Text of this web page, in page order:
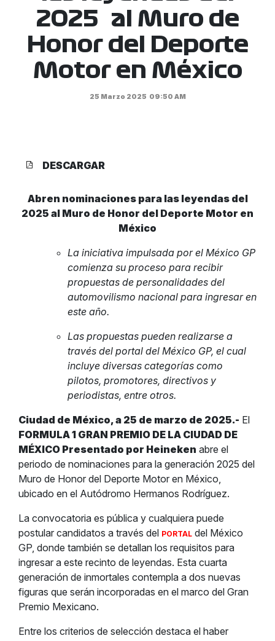
2025 al Muro de
Honor del Deporte
Motor en México
25 Marzo 2025 09:50 AM
DESCARGAR
Abren nominaciones para las leyendas del
2025 al Muro de Honor del Deporte Motor en
México
La iniciativa impulsada por el México GP
comienza su proceso para recibir
propuestas de personalidades del
automovilismo nacional para ingresar en
este año.
Las propuestas pueden realizarse a
través del portal del México GP, el cual
incluye diversas categorías como
pilotos, promotores, directivos y
periodistas, entre otros.
Ciudad de México, a 25 de marzo de 2025.- El
FORMULA 1 GRAN PREMIO DE LA CIUDAD DE
MÉXICO Presentado por Heineken abre el
periodo de nominaciones para la generación 2025 del
Muro de Honor del Deporte Motor en México,
ubicado en el Autódromo Hermanos Rodríguez.
La convocatoria es pública y cualquiera puede
postular candidatos a través del PORTAL del México
GP, donde también se detallan los requisitos para
ingresar a este recinto de leyendas. Esta cuarta
generación de inmortales contempla a dos nuevas
figuras que serán incorporadas en el marco del Gran
Premio Mexicano.
Entre los criterios de selección destaca el haber